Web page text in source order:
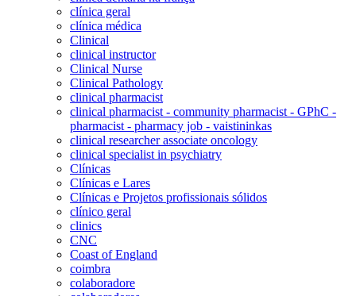
clínica geral
clínica médica
Clinical
clinical instructor
Clinical Nurse
Clinical Pathology
clinical pharmacist
clinical pharmacist - community pharmacist - GPhC -
pharmacist - pharmacy job - vaistininkas
clinical researcher associate oncology
clinical specialist in psychiatry
Clínicas
Clínicas e Lares
Clínicas e Projetos profissionais sólidos
clínico geral
clinics
CNC
Coast of England
coimbra
colaboradore